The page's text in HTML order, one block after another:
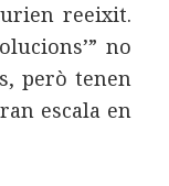
reeixit.
no
però tenen
escala en